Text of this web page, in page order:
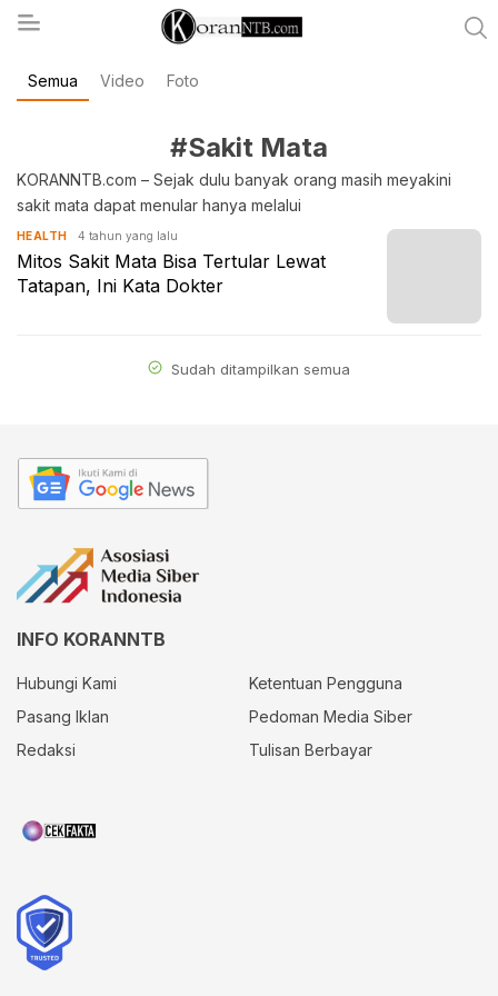
koranntb.com
Semua Video Foto
#Sakit Mata
KORANNTB.com – Sejak dulu banyak orang masih meyakini
sakit mata dapat menular hanya melalui
HEALTH 4 tahun yang lalu
Mitos Sakit Mata Bisa Tertular Lewat
Tatapan, Ini Kata Dokter
Sudah ditampilkan semua
INFO KORANNTB
Hubungi Kami
Ketentuan Pengguna
Pasang Iklan
Pedoman Media Siber
Redaksi
Tulisan Berbayar